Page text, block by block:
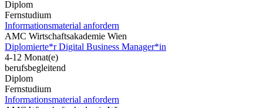
Diplom
Fernstudium
Informationsmaterial anfordern
AMC Wirtschaftsakademie Wien
Diplomierte*r Digital Business Manager*in
4-12 Monat(e)
berufsbegleitend
Diplom
Fernstudium
Informationsmaterial anfordern